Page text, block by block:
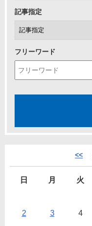
記事指定
フリーワード
<<
日 月 火
2 3 4